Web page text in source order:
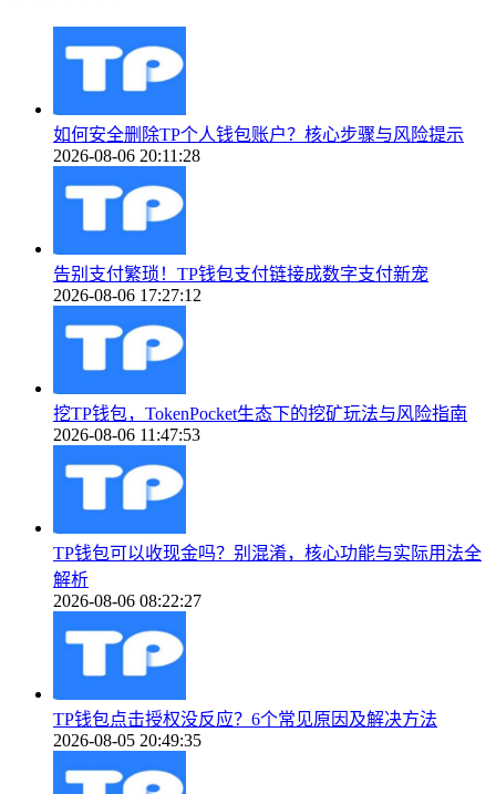
如何安全删除TP个人钱包账户？核心步骤与风险提示
2026-08-06 20:11:28
告别支付繁琐！TP钱包支付链接成数字支付新宠
2026-08-06 17:27:12
挖TP钱包，TokenPocket生态下的挖矿玩法与风险指南
2026-08-06 11:47:53
TP钱包可以收现金吗？别混淆，核心功能与实际用法全
解析
2026-08-06 08:22:27
TP钱包点击授权没反应？6个常见原因及解决方法
2026-08-05 20:49:35